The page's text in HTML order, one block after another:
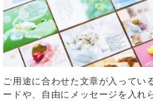
ご用途に合わせた文章が入ってい
ードや、自由にメッセージを入れ